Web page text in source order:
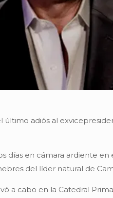
adiós al
días en cámara ardiente
del líder natural de
a cabo en la Catedral